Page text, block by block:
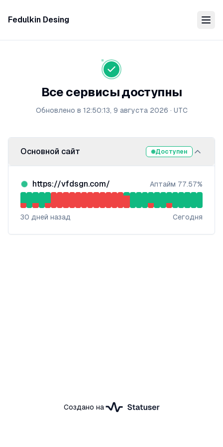
Fedulkin Desing
Все сервисы доступны
Обновлено в 12:50:13, 9 августа 2026 · UTC
Основной сайт Доступен
https://vfdsgn.com/ Аптайм 77.57%
30 дней назад Сегодня
Создано на